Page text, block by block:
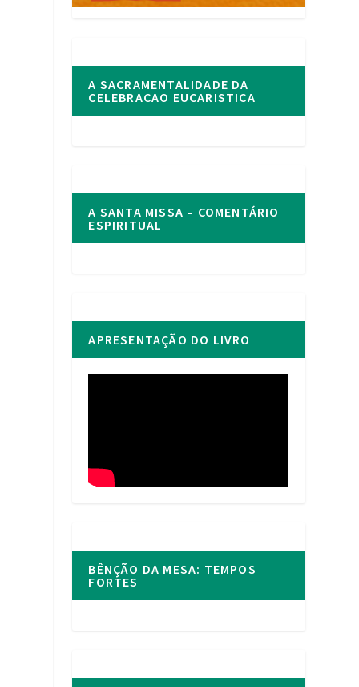
A SACRAMENTALIDADE DA
CELEBRACAO EUCARISTICA
A SANTA MISSA – COMENTÁRIO
ESPIRITUAL
APRESENTAÇÃO DO LIVRO
BÊNÇÃO DA MESA: TEMPOS
FORTES